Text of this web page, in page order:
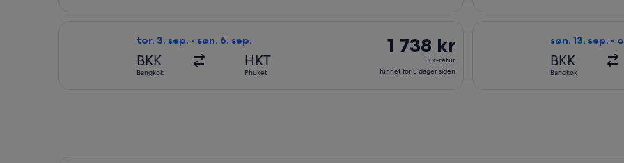
funnet
tor. 3. sep. - søn. 6. sep.
BKK
Bangkok
HKT
Phuket
1 738 kr
Tur-
retur,
1 738 kr
Tur-retur
funnet for 3 dager siden
søn. 13. sep. -
BKK
Bangkok